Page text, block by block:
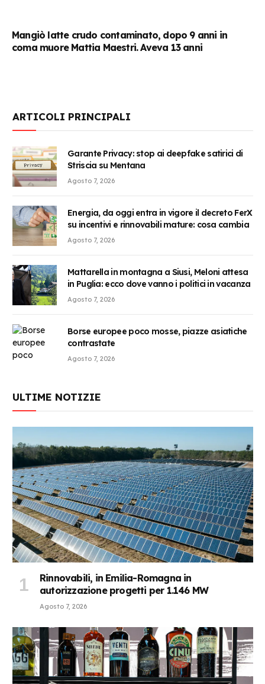
Mangiò latte crudo contaminato, dopo 9 anni in
coma muore Mattia Maestri. Aveva 13 anni
ARTICOLI PRINCIPALI
Garante Privacy: stop ai deepfake satirici di
Striscia su Mentana
Agosto 7, 2026
Energia, da oggi entra in vigore il decreto FerX
su incentivi e rinnovabili mature: cosa cambia
Agosto 7, 2026
Mattarella in montagna a Siusi, Meloni attesa
in Puglia: ecco dove vanno i politici in vacanza
Agosto 7, 2026
Borse europee poco mosse, piazze asiatiche
contrastate
Agosto 7, 2026
ULTIME NOTIZIE
Rinnovabili, in Emilia-Romagna in
autorizzazione progetti per 1.146 MW
Agosto 7, 2026